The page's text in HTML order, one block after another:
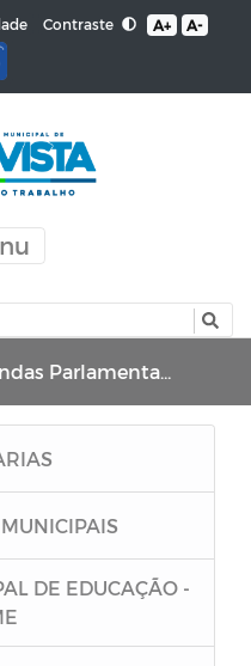
Contraste A+ A-
Parlamentares
DE EDUCAÇÃO -